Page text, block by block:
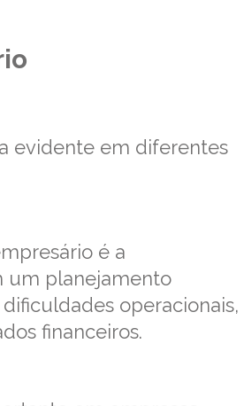
evidente em diferentes
é a
um planejamento
operacionais,
financeiros.